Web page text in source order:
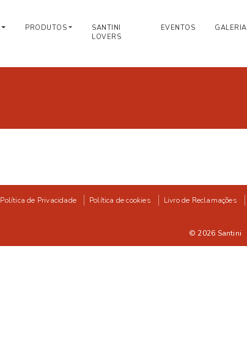
PRODUTOS
SANTINI
LOVERS
EVENTOS GALERIA
Política de Privacidade Política de cookies Livro de Reclamações
© 2026 Santini